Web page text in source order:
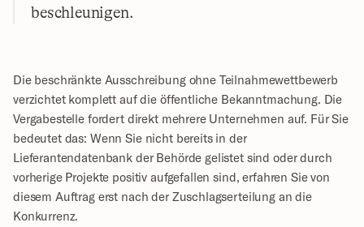
beschleunigen.
Die beschränkte Ausschreibung ohne Teilnahmewettbewerb
verzichtet komplett auf die öffentliche Bekanntmachung. Die
Vergabestelle fordert direkt mehrere Unternehmen auf. Für Sie
bedeutet das: Wenn Sie nicht bereits in der
Lieferantendatenbank der Behörde gelistet sind oder durch
vorherige Projekte positiv aufgefallen sind, erfahren Sie von
diesem Auftrag erst nach der Zuschlagserteilung an die
Konkurrenz.